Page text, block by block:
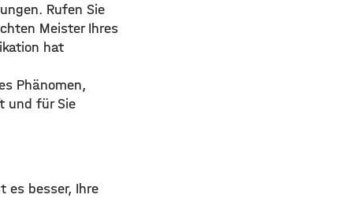
Rufen Sie
Meister Ihres
hat
Phänomen,
und für Sie
es besser, Ihre